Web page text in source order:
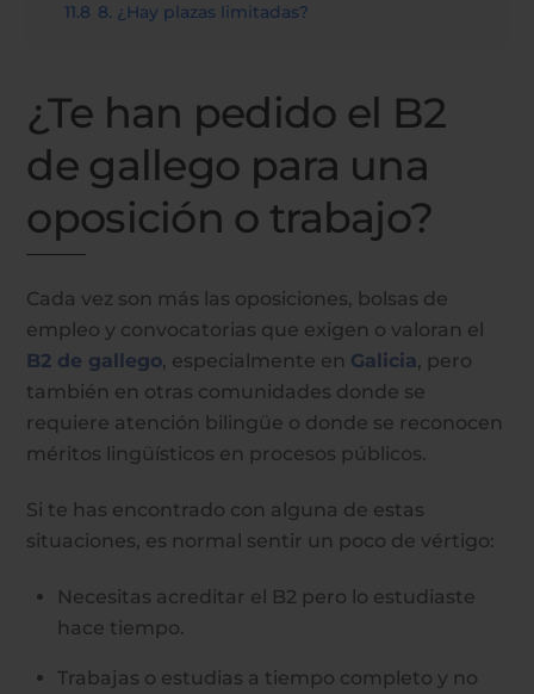
11.8 8. ¿Hay plazas limitadas?
¿Te han pedido el B2
de gallego para una
oposición o trabajo?
Cada vez son más las oposiciones, bolsas de
empleo y convocatorias que exigen o valoran el
B2 de gallego, especialmente en Galicia, pero
también en otras comunidades donde se
requiere atención bilingüe o donde se reconocen
méritos lingüísticos en procesos públicos.
Si te has encontrado con alguna de estas
situaciones, es normal sentir un poco de vértigo:
Necesitas acreditar el B2 pero lo estudiaste
hace tiempo.
Trabajas o estudias a tiempo completo y no